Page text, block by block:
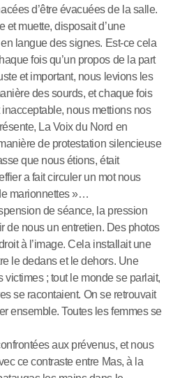
d’être évacuées de la salle.
et muette, disposait d’une
langue des signes. Est-ce cela
fois qu’un propos de la part
et important, nous levions les
des sourds, et chaque fois
nous mettions nos
La Voix du Nord en
de protestation silencieuse
que nous étions, était
a fait circuler un mot nous
marionnettes »…
de séance, la pression
de nous un entretien. Des photos
à l’image. Cela installait une
le dedans et le dehors. Une
; tout le monde se parlait,
se racontaient. On se retrouvait
ensemble. Toutes les femmes se
aux prévenus, et nous
ce contraste entre Mas, à la